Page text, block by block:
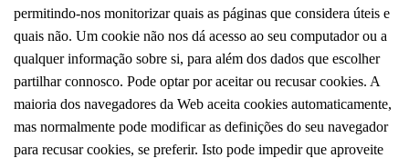
permitindo-nos monitorizar quais as páginas que considera úteis e
quais não. Um cookie não nos dá acesso ao seu computador ou a
qualquer informação sobre si, para além dos dados que escolher
partilhar connosco. Pode optar por aceitar ou recusar cookies. A
maioria dos navegadores da Web aceita cookies automaticamente,
mas normalmente pode modificar as definições do seu navegador
para recusar cookies, se preferir. Isto pode impedir que aproveite